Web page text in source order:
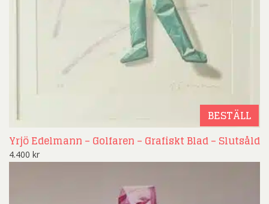
BESTÄLL
Yrjö Edelmann – Golfaren – Grafiskt Blad – Slutsåld
4.400 kr